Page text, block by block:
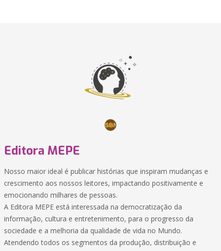
Editora MEPE
Nosso maior ideal é publicar histórias que inspiram mudanças e
crescimento aos nossos leitores, impactando positivamente e
emocionando milhares de pessoas.
A Editora MEPE está interessada na democratização da
informação, cultura e entretenimento, para o progresso da
sociedade e a melhoria da qualidade de vida no Mundo.
Atendendo todos os segmentos da produção, distribuição e